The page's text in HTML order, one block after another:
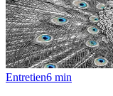
Entretien6 min